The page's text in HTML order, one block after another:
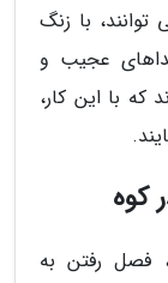
با زنگ
عجیب و
که با این کار،
کوه
فصل رفتن به